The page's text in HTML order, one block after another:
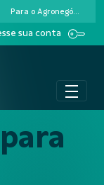
Para o Agronegócio
sua conta